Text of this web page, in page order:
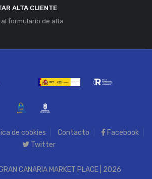
ALTA CLIENTE
formulario de alta
de cookies Contacto
Facebook
Twitter
CANARIA MARKET PLACE | 2026